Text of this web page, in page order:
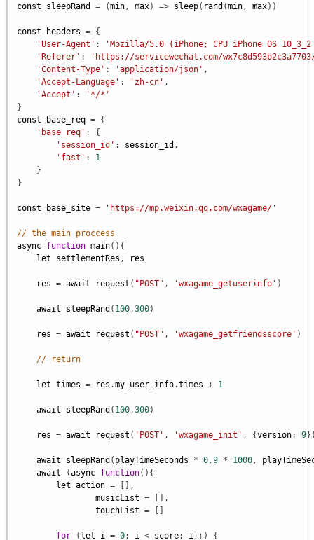
const
sleepRand = (min, max) => sleep( rand (min, max))
const headers = {
'User-Agent' :
'Mozilla/5.0 (iPhone; CPU iPhone OS
'Referer' :
'https://servicewechat.com/
'Content-Type' : 'application/json' ,
'Accept-Language' : 'zh-cn' ,
'Accept' :
'*/*'
const
base_req = {
'base_req' : {
'session_id' : session_id ,
'fast' : 1
    }
}
const base_site = 'https://mp.weixin.qq.com/wxagame/'
// the main proccess
async function main(){
let
settlementRes , res
res = await request ( "POST" , 'wxagame_getuserinfo' )
await sleepRand ( 100,300)
res = await request ( "POST" , 'wxagame_getfriendsscore' )
// return
let times = res .my_user_info.times + 1
await sleepRand ( 100,300)
res = await request ( 'POST' , 'wxagame_init' , {version: 9
await sleepRand ( playTimeSeconds * 0.9 * 1000,
await (async function(){
let action = [],
musicList = [],
touchList = []
for ( let i = 0; i < score; i++) {